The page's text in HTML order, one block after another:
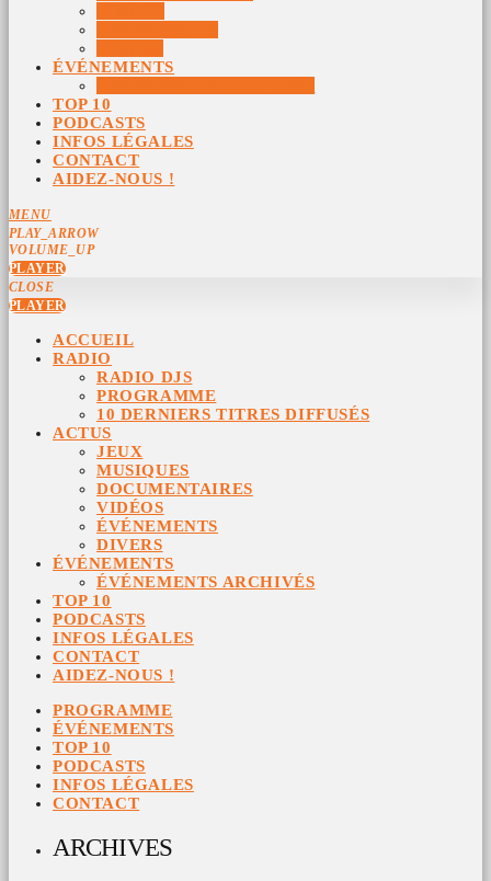
ÉVÉNEMENTS
TOP 10
PODCASTS
INFOS LÉGALES
CONTACT
AIDEZ-NOUS !
MENU
PLAY_ARROW
VOLUME_UP
PLAYER
CLOSE
PLAYER
ACCUEIL
RADIO
RADIO DJS
PROGRAMME
10 DERNIERS TITRES DIFFUSÉS
ACTUS
JEUX
MUSIQUES
DOCUMENTAIRES
VIDÉOS
ÉVÉNEMENTS
DIVERS
ÉVÉNEMENTS
ÉVÉNEMENTS ARCHIVÉS
TOP 10
PODCASTS
INFOS LÉGALES
CONTACT
AIDEZ-NOUS !
PROGRAMME
ÉVÉNEMENTS
TOP 10
PODCASTS
INFOS LÉGALES
CONTACT
ARCHIVES